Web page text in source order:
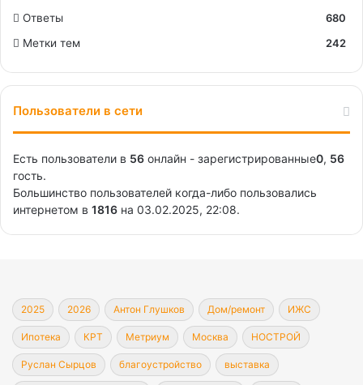
Ответы
680
Метки тем
242
Пользователи в сети
Есть пользователи в 56 онлайн - зарегистрированные0, 56
гость.
Большинство пользователей когда-либо пользовались
интернетом в 1816 на 03.02.2025, 22:08.
2025 2026 Антон Глушков Дом/ремонт ИЖС
Ипотека КРТ Метриум Москва НОСТРОЙ
Руслан Сырцов благоустройство выставка